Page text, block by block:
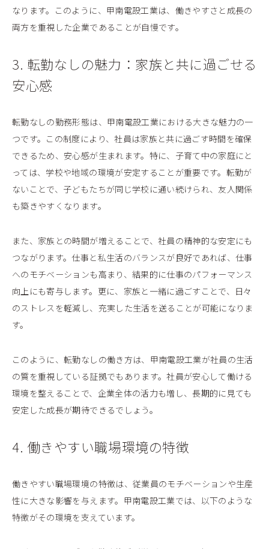
なります。このように、甲南電設工業は、働きやすさと成長の
両方を重視した企業であることが自慢です。
3. 転勤なしの魅力：家族と共に過ごせる
安心感
転勤なしの勤務形態は、甲南電設工業における大きな魅力の一
つです。この制度により、社員は家族と共に過ごす時間を確保
できるため、安心感が生まれます。特に、子育て中の家庭にと
っては、学校や地域の環境が安定することが重要です。転勤が
ないことで、子どもたちが同じ学校に通い続けられ、友人関係
も築きやすくなります。
また、家族との時間が増えることで、社員の精神的な安定にも
つながります。仕事と私生活のバランスが良好であれば、仕事
へのモチベーションも高まり、結果的に仕事のパフォーマンス
向上にも寄与します。更に、家族と一緒に過ごすことで、日々
のストレスを軽減し、充実した生活を送ることが可能になりま
す。
このように、転勤なしの働き方は、甲南電設工業が社員の生活
の質を重視している証拠でもあります。社員が安心して働ける
環境を整えることで、企業全体の活力も増し、長期的に見ても
安定した成長が期待できるでしょう。
4. 働きやすい職場環境の特徴
働きやすい職場環境の特徴は、従業員のモチベーションや生産
性に大きな影響を与えます。甲南電設工業では、以下のような
特徴がその環境を支えています。